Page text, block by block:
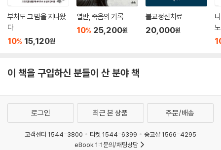
부처도 그 밤을 지나왔
다
10% 15,120원
열반, 죽음의 기록
10% 25,200원
불교정신치료
20,000원
노
이 책을 구입하신 분들이 산 분야 책
로그인 최근 본 상품 주문/배송
고객센터 1544-3800 티켓 1544-6399
중고샵 1566-4295
eBook 1:1문의/채팅상담